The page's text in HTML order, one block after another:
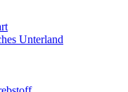
Unterland